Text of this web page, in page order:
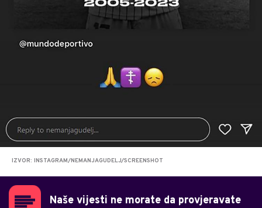
IZVOR: INSTAGRAM/NEMANJAGUDELJ/SCREENSHOT
Naše vijesti ne morate da provjeravate